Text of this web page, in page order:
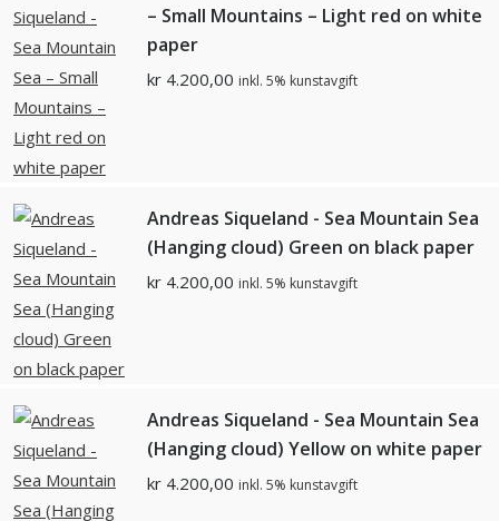
– Small Mountains – Light red on white
paper
kr 4.200,00 inkl. 5% kunstavgift
Andreas Siqueland - Sea Mountain Sea
(Hanging cloud) Green on black paper
kr 4.200,00 inkl. 5% kunstavgift
Andreas Siqueland - Sea Mountain Sea
(Hanging cloud) Yellow on white paper
kr 4.200,00 inkl. 5% kunstavgift